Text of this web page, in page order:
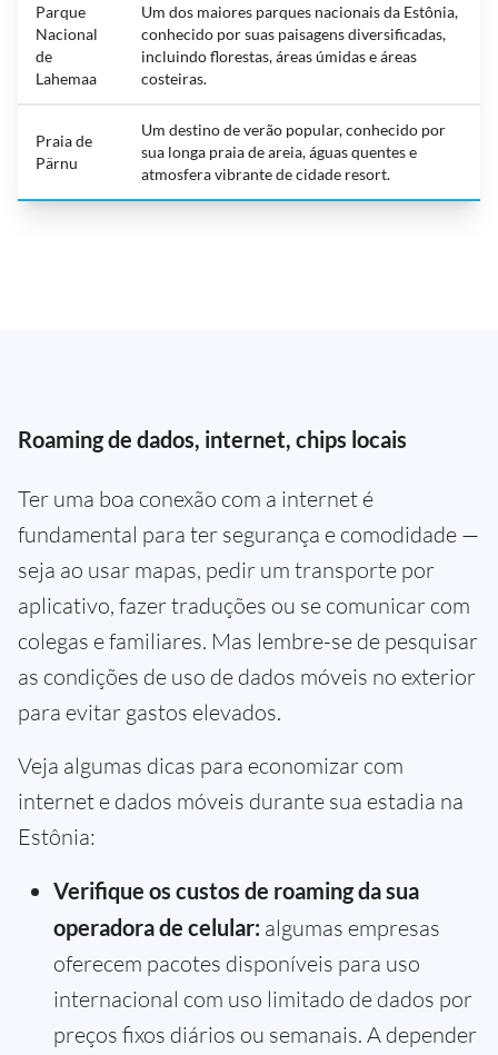
Parque
Nacional
de
Lahemaa
Um dos maiores parques nacionais da Estônia,
conhecido por suas paisagens diversificadas,
incluindo florestas, áreas úmidas e áreas
costeiras.
Praia de
Pärnu
Um destino de verão popular, conhecido por
sua longa praia de areia, águas quentes e
atmosfera vibrante de cidade resort.
Roaming de dados, internet, chips locais
Ter uma boa conexão com a internet é
fundamental para ter segurança e comodidade —
seja ao usar mapas, pedir um transporte por
aplicativo, fazer traduções ou se comunicar com
colegas e familiares. Mas lembre-se de pesquisar
as condições de uso de dados móveis no exterior
para evitar gastos elevados.
Veja algumas dicas para economizar com
internet e dados móveis durante sua estadia na
Estônia:
Verifique os custos de roaming da sua
operadora de celular: algumas empresas
oferecem pacotes disponíveis para uso
internacional com uso limitado de dados por
preços fixos diários ou semanais. A depender